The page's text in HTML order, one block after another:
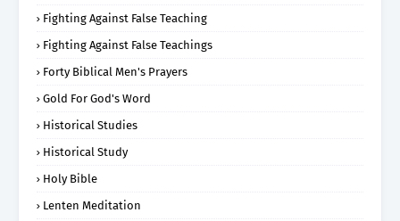
Fighting Against False Teaching
Fighting Against False Teachings
Forty Biblical Men's Prayers
Gold For God's Word
Historical Studies
Historical Study
Holy Bible
Lenten Meditation